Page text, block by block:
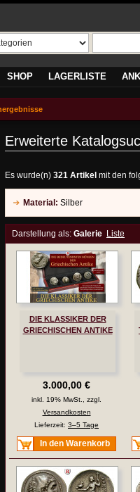
SHOP LAGERLISTE
Erweiterte
Es wurde(n) 321 Artikel mit den
Material: Silber
Darstellung als: Galerie Liste
DIE KLASSIKER DER
GRIECHISCHEN ANTIKE
3.000,00 €
inkl. 19% MwSt., zzgl.
Versandkosten
Lieferzeit: 3–5 Tage
In den Warenkorb